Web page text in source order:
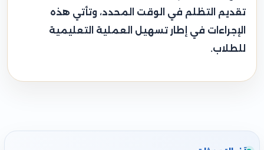
تقديم التظلم في الوقت المحدد، وتأتي هذه
الإجراءات في إطار تسهيل العملية التعليمية
للطلاب.